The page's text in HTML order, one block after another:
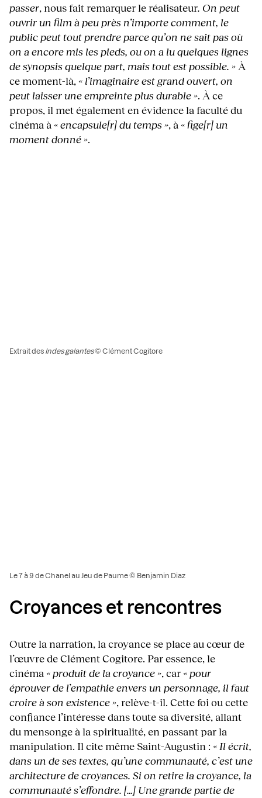
passer, nous fait remarquer le réalisateur. On peut
ouvrir un film à peu près n’importe comment, le
public peut tout prendre parce qu’on ne sait pas où
on a encore mis les pieds, ou on a lu quelques lignes
de synopsis quelque part, mais tout est possible. » À
ce moment-là, « l’imaginaire est grand ouvert, on
peut laisser une empreinte plus durable ». À ce
propos, il met également en évidence la faculté du
cinéma à « encapsule[r] du temps », à « fige[r] un
moment donné ».
Extrait des Indes galantes© Clément Cogitore
Le 7 à 9 de Chanel au Jeu de Paume © Benjamin Diaz
Croyances et rencontres
Outre la narration, la croyance se place au cœur de
l’œuvre de Clément Cogitore. Par essence, le
cinéma « produit de la croyance », car « pour
éprouver de l’empathie envers un personnage, il faut
croire à son existence », relève-t-il. Cette foi ou cette
confiance l’intéresse dans toute sa diversité, allant
du mensonge à la spiritualité, en passant par la
manipulation. Il cite même Saint-Augustin : « Il écrit,
dans un de ses textes, qu’une communauté, c’est une
architecture de croyances. Si on retire la croyance, la
communauté s’effondre. […] Une grande partie de